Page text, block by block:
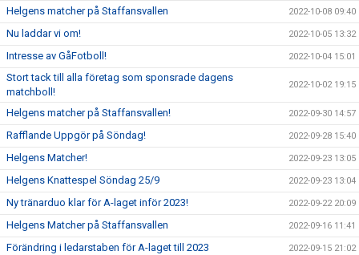
Helgens matcher på Staffansvallen 2022-10-08 09:40
Nu laddar vi om! 2022-10-05 13:32
Intresse av GåFotboll! 2022-10-04 15:01
Stort tack till alla företag som sponsrade dagens
matchboll!
2022-10-02 19:15
Helgens matcher på Staffansvallen! 2022-09-30 14:57
Rafflande Uppgör på Söndag! 2022-09-28 15:40
Helgens Matcher! 2022-09-23 13:05
Helgens Knattespel Söndag 25/9 2022-09-23 13:04
Ny tränarduo klar för A-laget inför 2023! 2022-09-22 20:09
Helgens Matcher på Staffansvallen 2022-09-16 11:41
Förändring i ledarstaben för A-laget till 2023 2022-09-15 21:02